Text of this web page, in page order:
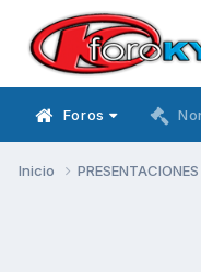
Foros
Inicio PRESENTACIONES